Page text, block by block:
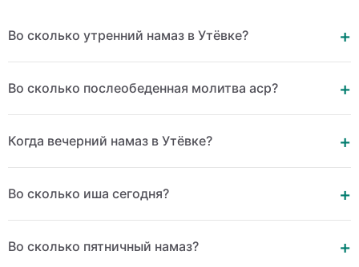
Во сколько утренний намаз в Утёвке?
Во сколько послеобеденная молитва аср?
Когда вечерний намаз в Утёвке?
Во сколько иша сегодня?
Во сколько пятничный намаз?